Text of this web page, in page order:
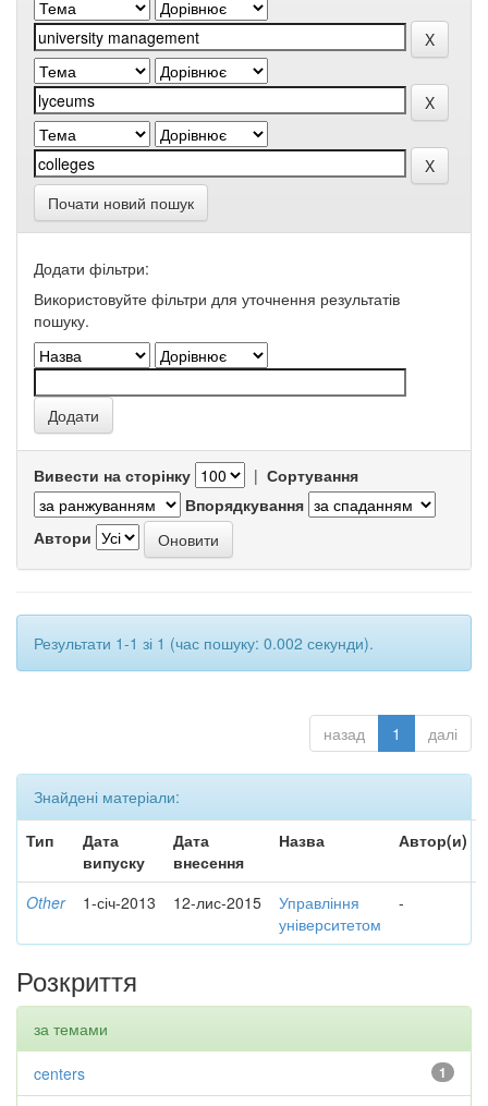
Почати новий пошук
Додати фільтри:
Використовуйте фільтри для уточнення результатів
пошуку.
Вивести на сторінку | Сортування
Впорядкування
Автори
Результати 1-1 зі 1 (час пошуку: 0.002 секунди).
назад 1 далі
Знайдені матеріали:
Тип
Дата
випуску
Дата
внесення
Назва Автор(и)
Other 1-січ-2013 12-лис-2015
Управління
університетом
-
Розкриття
за темами
1
centers